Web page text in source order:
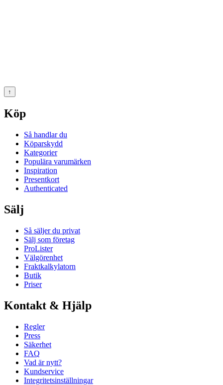
↑
Köp
Så handlar du
Köparskydd
Kategorier
Populära varumärken
Inspiration
Presentkort
Authenticated
Sälj
Så säljer du privat
Sälj som företag
ProLister
Välgörenhet
Fraktkalkylatorn
Butik
Priser
Kontakt & Hjälp
Regler
Press
Säkerhet
FAQ
Vad är nytt?
Kundservice
Integritetsinställningar